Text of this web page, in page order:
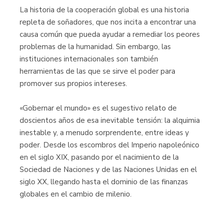
La historia de la cooperación global es una historia
repleta de soñadores, que nos incita a encontrar una
causa común que pueda ayudar a remediar los peores
problemas de la humanidad. Sin embargo, las
instituciones internacionales son también
herramientas de las que se sirve el poder para
promover sus propios intereses.
«Gobernar el mundo» es el sugestivo relato de
doscientos años de esa inevitable tensión: la alquimia
inestable y, a menudo sorprendente, entre ideas y
poder. Desde los escombros del Imperio napoleónico
en el siglo XIX, pasando por el nacimiento de la
Sociedad de Naciones y de las Naciones Unidas en el
siglo XX, llegando hasta el dominio de las finanzas
globales en el cambio de milenio.